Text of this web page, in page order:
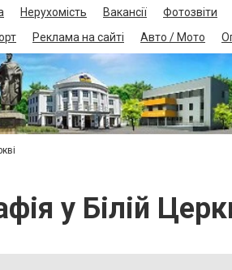
Нерухомість Вакансії Фотозвіти
Реклама на сайті Авто / Мото
у Білій